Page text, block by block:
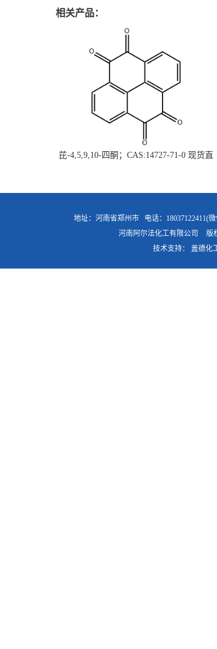
相关产品：
芘-4,5,9,10-四酮；CAS:14727-71-0 现货直
地址：河南省郑州市 电话：18037122411(
河南阿尔法化工有限公司
版
技术支持： 盖德化